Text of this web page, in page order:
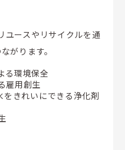
ユースやリサイクルを通
がります。
る環境保全
雇用創生
きれいにできる浄化剤